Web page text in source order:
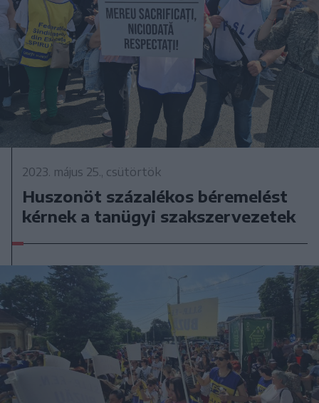
2023. május 25., csütörtök
Huszonöt százalékos béremelést
kérnek a tanügyi szakszervezetek